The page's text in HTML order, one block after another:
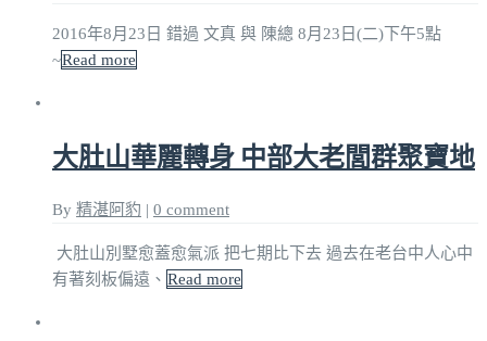
2016年8月23日 錯過 文真 與 陳總 8月23日(二)下午5點
~Read more
大肚山華麗轉身 中部大老閭群聚寶地
By 精湛阿豹 | 0 comment
大肚山別墅愈蓋愈氣派 把七期比下去 過去在老台中人心中
有著刻板偏遠、 Read more